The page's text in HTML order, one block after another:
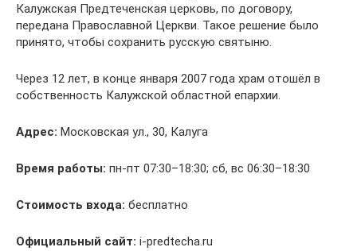
Калужская Предтеченская церковь, по договору,
передана Православной Церкви. Такое решение было
принято, чтобы сохранить русскую святыню.
Через 12 лет, в конце января 2007 года храм отошёл в
собственность Калужской областной епархии.
Адрес: Московская ул., 30, Калуга
Время работы: пн-пт 07:30–18:30; сб, вс 06:30–18:30
Стоимость входа: бесплатно
Официальный сайт: i-predtecha.ru